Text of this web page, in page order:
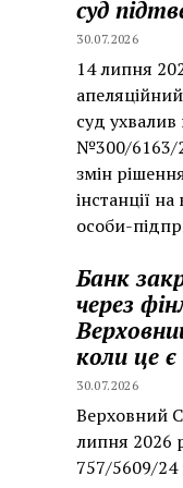
суд
30.07.2026
14 липня
суд ухвалив
№300/6163/
змін
інстанції
особи-
Банк
через
коли це
30.07.2026
Верховний
липня 2026
757/5609/24